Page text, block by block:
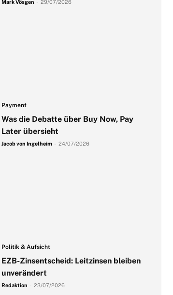
Mark Vösgen 29/07/2026
Payment
Was die Debatte über Buy Now, Pay
Later übersieht
Jacob von Ingelheim 24/07/2026
Politik & Aufsicht
EZB-Zinsentscheid: Leitzinsen bleiben
unverändert
Redaktion 23/07/2026